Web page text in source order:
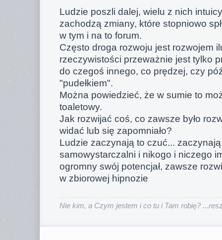
Ludzie poszli dalej, wielu z nich
zachodzą zmiany, które stopniowo
w tym i na to forum.
Często droga rozwoju jest rozwojem
rzeczywistości przeważnie jest tylko
do czegoś innego, co prędzej, czy
"pudełkiem".
Można powiedzieć, że w sumie to
toaletowy.
Jak rozwijać coś, co zawsze było
widać lub się zapomniało?
Ludzie zaczynają to czuć...
samowystarczalni i nikogo i niczego
ogromny swój potencjał, zawsze
w zbiorowej hipnozie
Nie kim, a Czym jestem i co tu i Tam robię?